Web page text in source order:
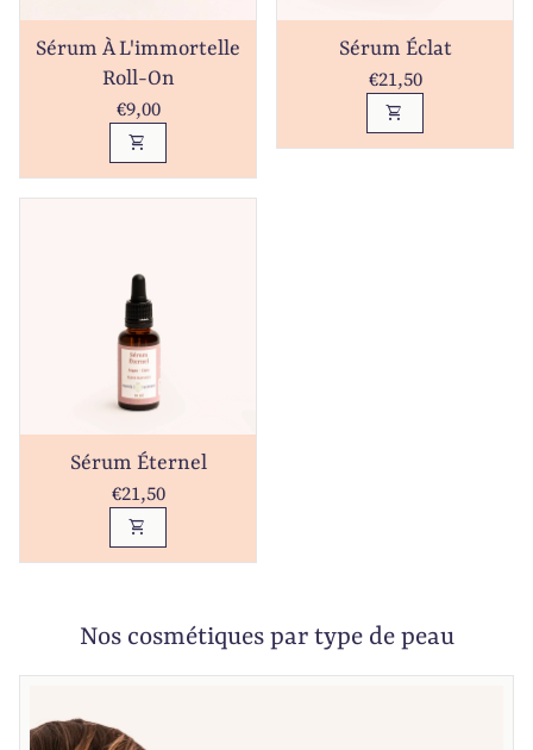
Sérum À L'immortelle
Roll-On
Prix normal
€9,00
shopping_cart
Sérum Éclat
Prix normal
€21,50
shopping_cart
Sérum Éternel
Prix normal
€21,50
shopping_cart
Nos cosmétiques par type de peau